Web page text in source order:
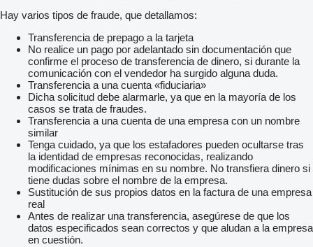
Hay varios tipos de fraude, que detallamos:
Transferencia de prepago a la tarjeta
No realice un pago por adelantado sin documentación que
confirme el proceso de transferencia de dinero, si durante la
comunicación con el vendedor ha surgido alguna duda.
Transferencia a una cuenta «fiduciaria»
Dicha solicitud debe alarmarle, ya que en la mayoría de los
casos se trata de fraudes.
Transferencia a una cuenta de una empresa con un nombre
similar
Tenga cuidado, ya que los estafadores pueden ocultarse tras
la identidad de empresas reconocidas, realizando
modificaciones mínimas en su nombre. No transfiera dinero si
tiene dudas sobre el nombre de la empresa.
Sustitución de sus propios datos en la factura de una empresa
real
Antes de realizar una transferencia, asegúrese de que los
datos especificados sean correctos y que aludan a la empresa
en cuestión.